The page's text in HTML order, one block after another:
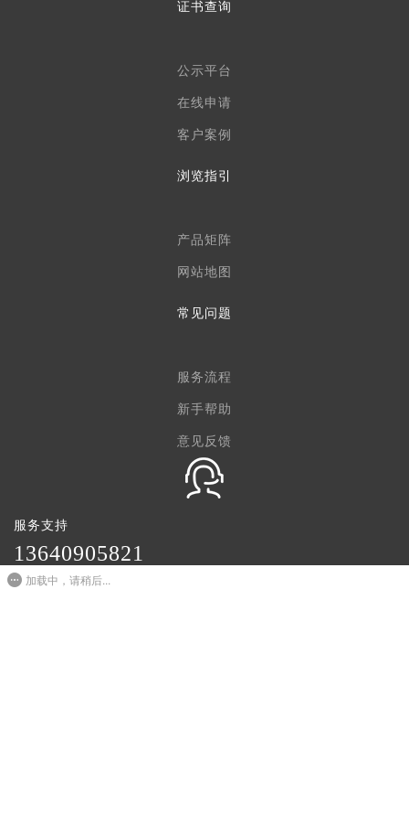
证书查询
公示平台
在线申请
客户案例
浏览指引
产品矩阵
网站地图
常见问题
服务流程
新手帮助
意见反馈
服务支持
1 3640905821
周一至周六09:00-20:00
加载中，请稍后...